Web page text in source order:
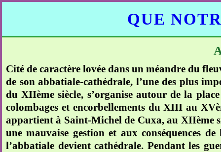
QUE
Cité de caractère lovée dans un méandre du
de son abbatiale-cathédrale, l’une des plus
du XIIème siècle, s’organise autour de la
colombages et encorbellements du XIII au
appartient à Saint-Michel de Cuxa, au XIIème
une mauvaise gestion et aux conséquences
l’abbatiale devient cathédrale. Pendant les